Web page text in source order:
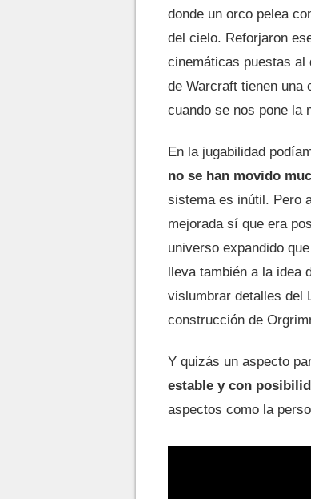
donde un orco pelea
del cielo. Reforjaron
cinemáticas puestas
de Warcraft tienen una
cuando se nos pone la
En la jugabilidad
no se han movido
sistema es inútil. Pero
mejorada sí que era
universo expandido
lleva también a la idea
vislumbrar detalles del
construcción de
Y quizás un aspecto
estable y con
aspectos como la